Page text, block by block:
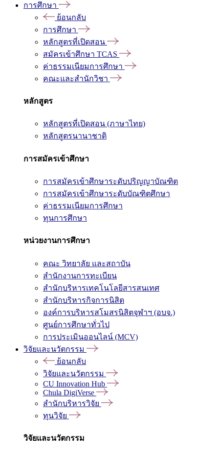
การศึกษา
ย้อนกลับ
การศึกษา
หลักสูตรที่เปิดสอน
สมัครเข้าศึกษา TCAS
ค่าธรรมเนียมการศึกษา
คณะและสำนักวิชา
หลักสูตร
หลักสูตรที่เปิดสอน (ภาษาไทย)
หลักสูตรนานาชาติ
การสมัครเข้าศึกษา
การสมัครเข้าศึกษาระดับปริญญาบัณฑิต
การสมัครเข้าศึกษาระดับบัณฑิตศึกษา
ค่าธรรมเนียมการศึกษา
ทุนการศึกษา
หน่วยงานการศึกษา
คณะ วิทยาลัย และสถาบัน
สำนักงานการทะเบียน
สำนักบริหารเทคโนโลยีสารสนเทศ
สำนักบริหารกิจการนิสิต
องค์การบริหารสโมสรนิสิตจุฬาฯ (อบจ.)
ศูนย์การศึกษาทั่วไป
การประเมินออนไลน์ (MCV)
วิจัยและนวัตกรรม
ย้อนกลับ
วิจัยและนวัตกรรม
CU Innovation Hub
Chula DigiVerse
สำนักบริหารวิจัย
ทุนวิจัย
วิจัยและนวัตกรรม